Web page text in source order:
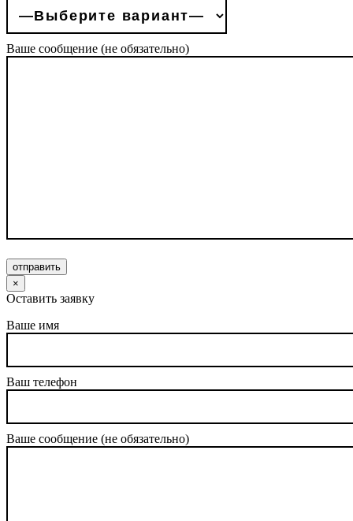
Ваше сообщение (не обязательно)
отправить
×
Оставить заявку
Ваше имя
Ваш телефон
Ваше сообщение (не обязательно)